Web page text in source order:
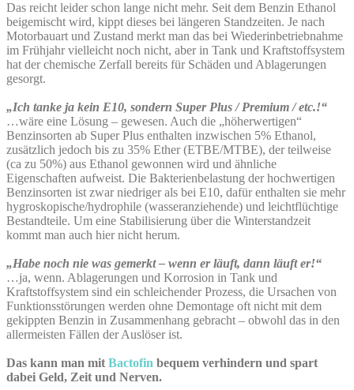
Das reicht leider schon lange nicht mehr. Seit dem Benzin Ethanol
beigemischt wird, kippt dieses bei längeren Standzeiten. Je nach
Motorbauart und Zustand merkt man das bei Wiederinbetriebnahme
im Frühjahr vielleicht noch nicht, aber in Tank und Kraftstoffsystem
hat der chemische Zerfall bereits für Schäden und Ablagerungen
gesorgt.
„Ich tanke ja kein E10, sondern Super Plus / Premium / etc.!“
…wäre eine Lösung – gewesen. Auch die „höherwertigen“
Benzinsorten ab Super Plus enthalten inzwischen 5% Ethanol,
zusätzlich jedoch bis zu 35% Ether (ETBE/MTBE), der teilweise
(ca zu 50%) aus Ethanol gewonnen wird und ähnliche
Eigenschaften aufweist. Die Bakterienbelastung der hochwertigen
Benzinsorten ist zwar niedriger als bei E10, dafür enthalten sie mehr
hygroskopische/hydrophile (wasseranziehende) und leichtflüchtige
Bestandteile. Um eine Stabilisierung über die Winterstandzeit
kommt man auch hier nicht herum.
„Habe noch nie was gemerkt – wenn er läuft, dann läuft er!“
…ja, wenn. Ablagerungen und Korrosion in Tank und
Kraftstoffsystem sind ein schleichender Prozess, die Ursachen von
Funktionsstörungen werden ohne Demontage oft nicht mit dem
gekippten Benzin in Zusammenhang gebracht – obwohl das in den
allermeisten Fällen der Auslöser ist.
Das kann man mit Bactofin bequem verhindern und spart
dabei Geld, Zeit und Nerven.